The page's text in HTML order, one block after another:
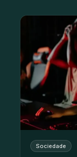
Sociedade